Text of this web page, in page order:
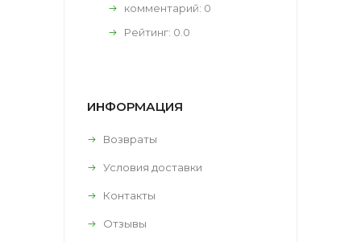
комментарий: 0
Рейтинг: 0.0
ИНФОРМАЦИЯ
Возвраты
Условия доставки
Контакты
Отзывы